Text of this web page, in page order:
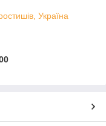
Україна